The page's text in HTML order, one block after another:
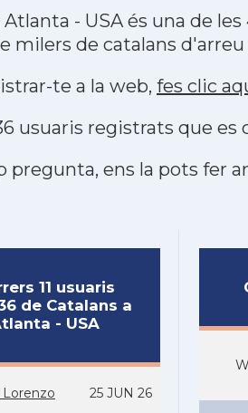
Atlanta - USA és una de
milers de catalans
te a la web, fes clic
usuaris registrats que
pregunta, ens la pots fer
11 usuaris
de Catalans a
- USA
Lorenzo 25 JUN 26